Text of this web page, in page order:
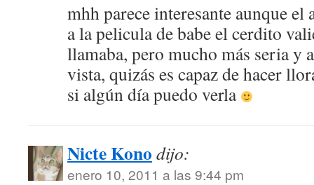
mhh parece interesante aunque el
a la pelicula de babe el cerdito
llamaba, pero mucho más seria y
vista, quizás es capaz de hacer
si algún día puedo verla
Nicte Kono dijo:
enero 10, 2011 a las 9:44 pm